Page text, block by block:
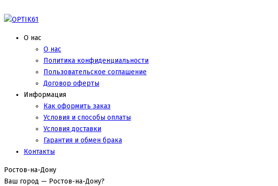
О нас
О нас
Политика конфиденциальности
Пользовательское соглашение
Договор оферты
Информация
Как оформить заказ
Условия и способы оплаты
Условия доставки
Гарантия и обмен брака
Контакты
Ростов-на-Дону
Ваш город — Ростов-на-Дону?